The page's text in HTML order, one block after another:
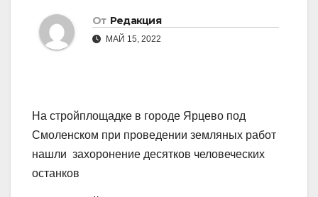
От Редакция
МАЙ 15, 2022
На стройплощадке в городе Ярцево под
Смоленском при проведении земляных работ
нашли захоронение десятков человеческих
останков